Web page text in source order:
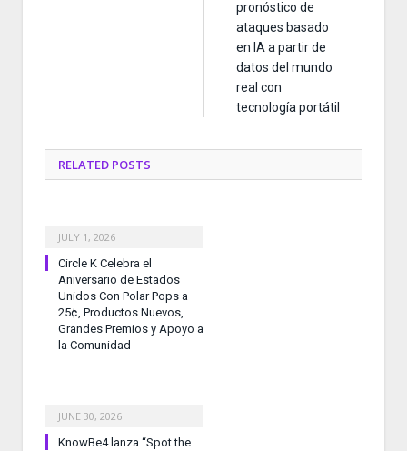
pronóstico de
ataques basado
en IA a partir de
datos del mundo
real con
tecnología portátil
RELATED POSTS
JULY 1, 2026
Circle K Celebra el
Aniversario de Estados
Unidos Con Polar Pops a
25¢, Productos Nuevos,
Grandes Premios y Apoyo a
la Comunidad
JUNE 30, 2026
KnowBe4 lanza “Spot the